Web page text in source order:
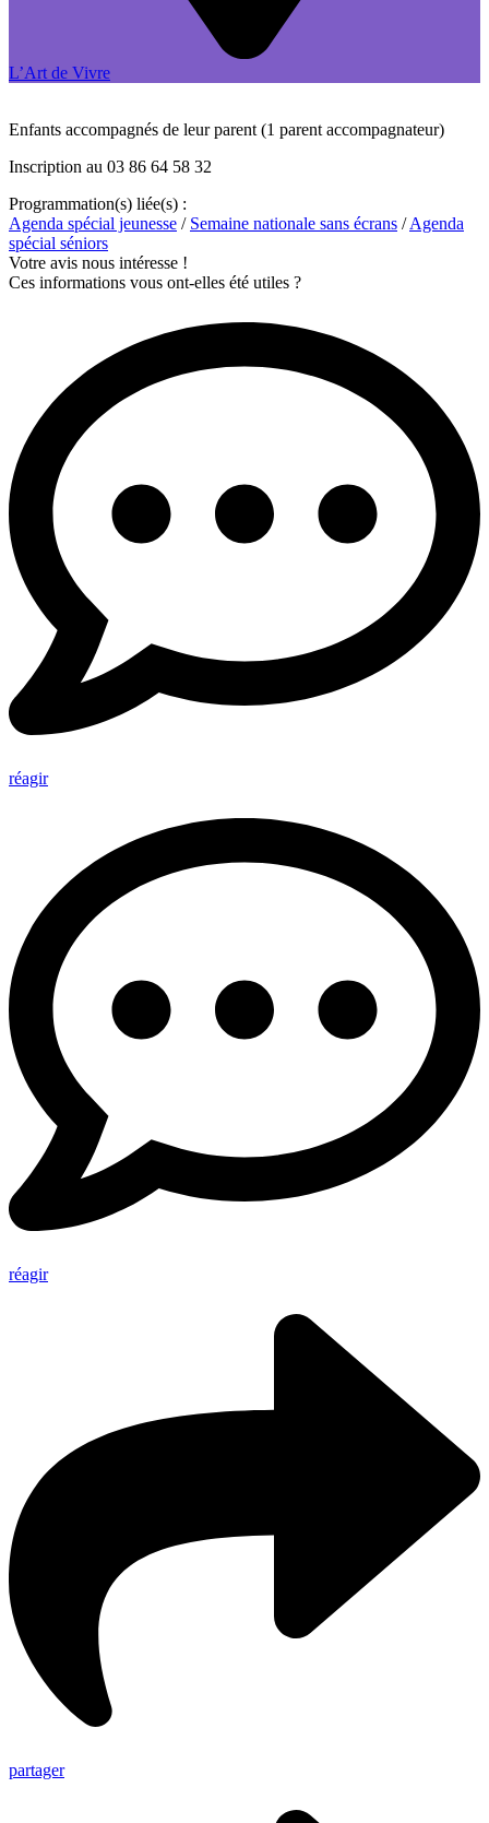
L’Art de Vivre
Enfants accompagnés de leur parent (1 parent accompagnateur)
Inscription au 03 86 64 58 32
Programmation(s) liée(s) :
Agenda spécial jeunesse / Semaine nationale sans écrans /Agenda
spécial séniors
Votre avis nous intéresse !
Ces informations vous ont-elles été utiles ?
réagir
réagir
partager